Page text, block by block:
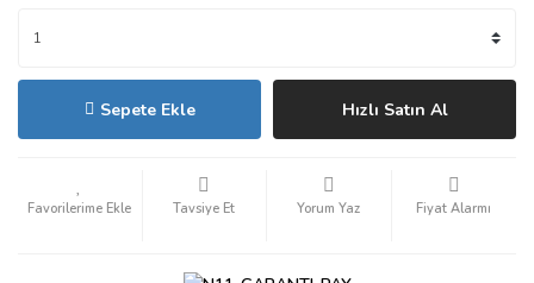
Sepete Ekle Hızlı Satın Al
Tavsiye Et Yorum Yaz Fiyat Alarmı